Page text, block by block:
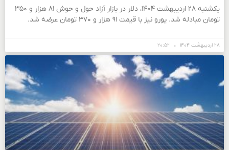
یکشنبه ۲۸ اردیبهشت ۱۴۰۴، دلار در بازار آزاد حول و حوش ۸۱ هزار و ۳۵۰
تومان مبادله شد. یورو نیز با قیمت ۹۱ هزار و ۳۷۰ تومان عرضه شد.
۲۸ اردیبهشت ۱۴۰۴